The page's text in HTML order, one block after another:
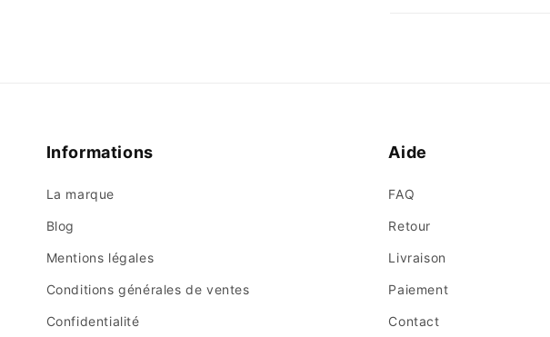
Informations
La marque
Blog
Mentions légales
Conditions générales de ventes
Confidentialité
Aide
FAQ
Retour
Livraison
Paiement
Contact